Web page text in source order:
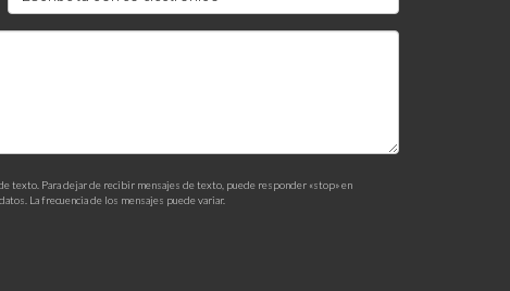
evaluar tu propiedad y diseñar estrategias que
texto. Para dejar de recibir mensajes de texto, puede responder «stop» en
La frecuencia de los mensajes puede variar.